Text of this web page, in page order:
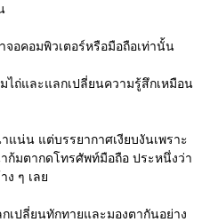
จอคอมพิวเตอร์หรือมือถือเท่านั้น
ไถ่และแลกเปลี่ยนความรู้สึกเหมือน
น่น แต่บรรยากาศเงียบงันเพราะ
ก้มตากดโทรศัพท์มือถือ ประหนึ่งว่า
ๆ เลย
เปลี่ยนทักทายและมองตากันอย่าง